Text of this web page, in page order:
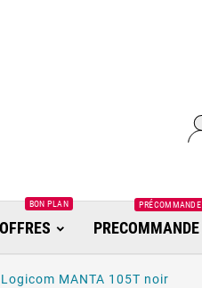
OFFRES
BON PLAN
PRECOMMANDE
PRÉCOMMANDE
MANTA 105T noir